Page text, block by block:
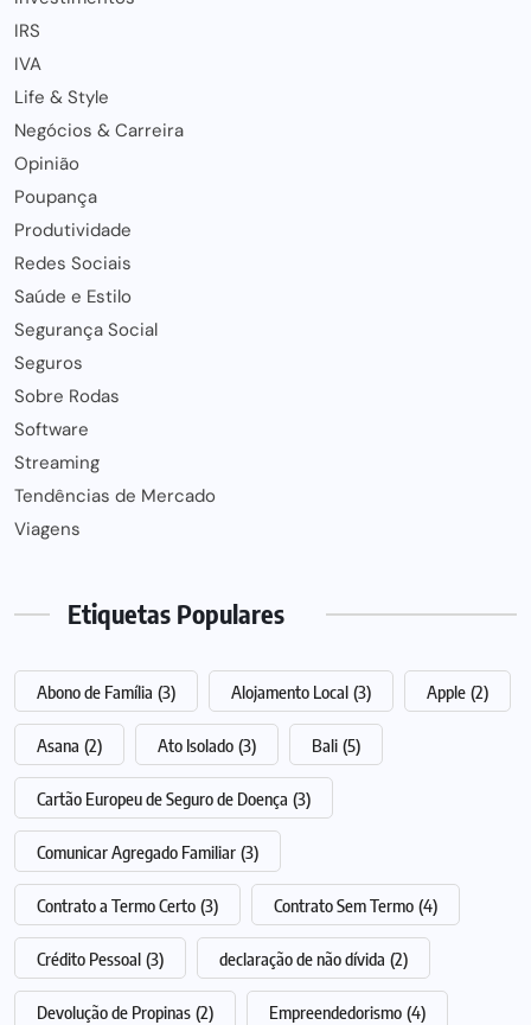
IRS
IVA
Life & Style
Negócios & Carreira
Opinião
Poupança
Produtividade
Redes Sociais
Saúde e Estilo
Segurança Social
Seguros
Sobre Rodas
Software
Streaming
Tendências de Mercado
Viagens
Etiquetas Populares
Abono de Família (3) Alojamento Local (3) Apple (2)
Asana (2) Ato Isolado (3) Bali (5)
Cartão Europeu de Seguro de Doença (3)
Comunicar Agregado Familiar (3)
Contrato a Termo Certo (3) Contrato Sem Termo (4)
Crédito Pessoal (3) declaração de não dívida (2)
Devolução de Propinas (2) Empreendedorismo (4)